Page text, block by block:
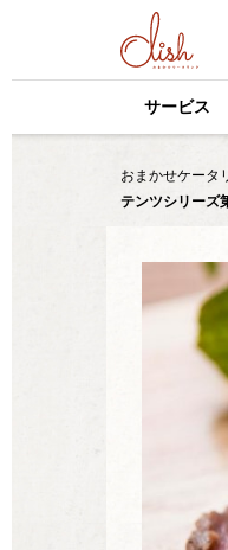
サービス
おまかせケータ
テンツシリーズ